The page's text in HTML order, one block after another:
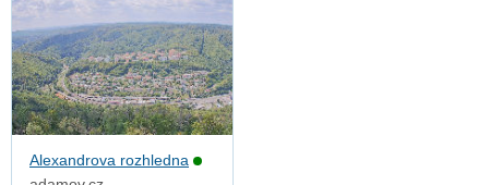
Alexandrova rozhledna